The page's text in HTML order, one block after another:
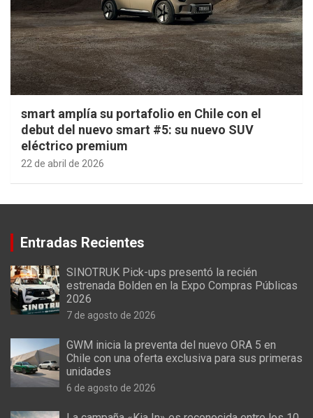
smart amplía su portafolio en Chile con el
debut del nuevo smart #5: su nuevo SUV
eléctrico premium
22 de abril de 2026
Entradas Recientes
SINOTRUK Pick-ups presentó la recién
estrenada Bolden en la Expo Compras Públicas
2026
7 de agosto de 2026
GWM inicia la preventa del nuevo ORA 5 en
Chile con una oferta exclusiva para sus primeras
unidades
6 de agosto de 2026